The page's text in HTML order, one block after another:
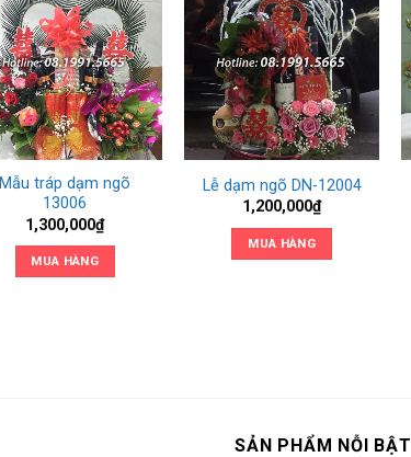
Mẫu tráp dạm ngõ
13006
1,300,000₫
MUA HÀNG
Lễ dạm ngõ DN-12004
1,200,000₫
MUA HÀNG
SẢN PHẨM NỖI BẬT